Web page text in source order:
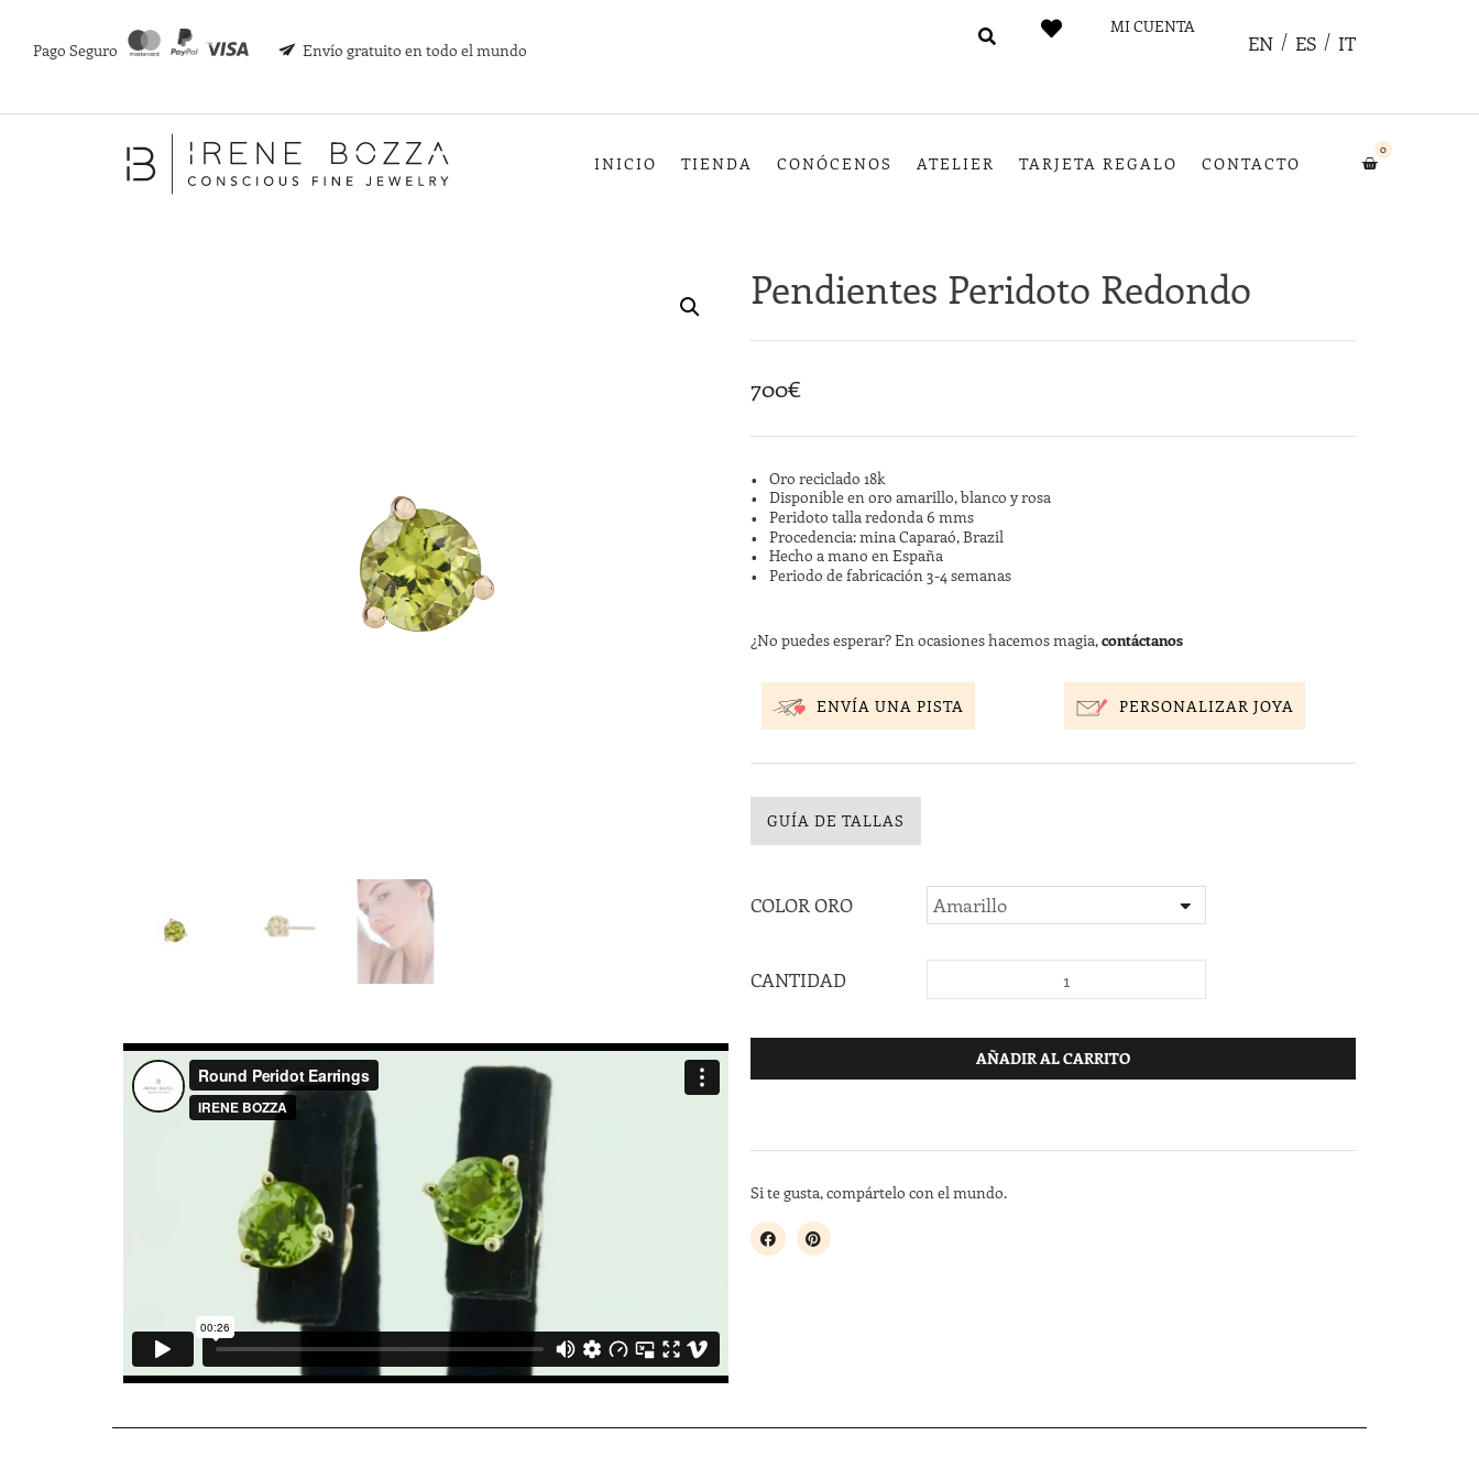
Pago Seguro Envío gratuito en todo el mundo
MI CUENTA
EN ES IT
INICIO TIENDA CONÓCENOS ATELIER TARJETA REGALO CONTACTO
0
Pendientes Peridoto Redondo
700€
Oro reciclado 18k
Disponible en oro amarillo, blanco y rosa
Peridoto talla redonda 6 mms
Procedencia: mina Caparaó, Brazil
Hecho a mano en España
Periodo de fabricación 3-4 semanas
¿No puedes esperar? En ocasiones hacemos magia,contáctanos
ENVÍA UNA PISTA PERSONALIZAR JOYA
GUÍA DE TALLAS
COLOR ORO
CANTIDAD
AÑADIR AL CARRITO
Si te gusta, compártelo con el mundo.